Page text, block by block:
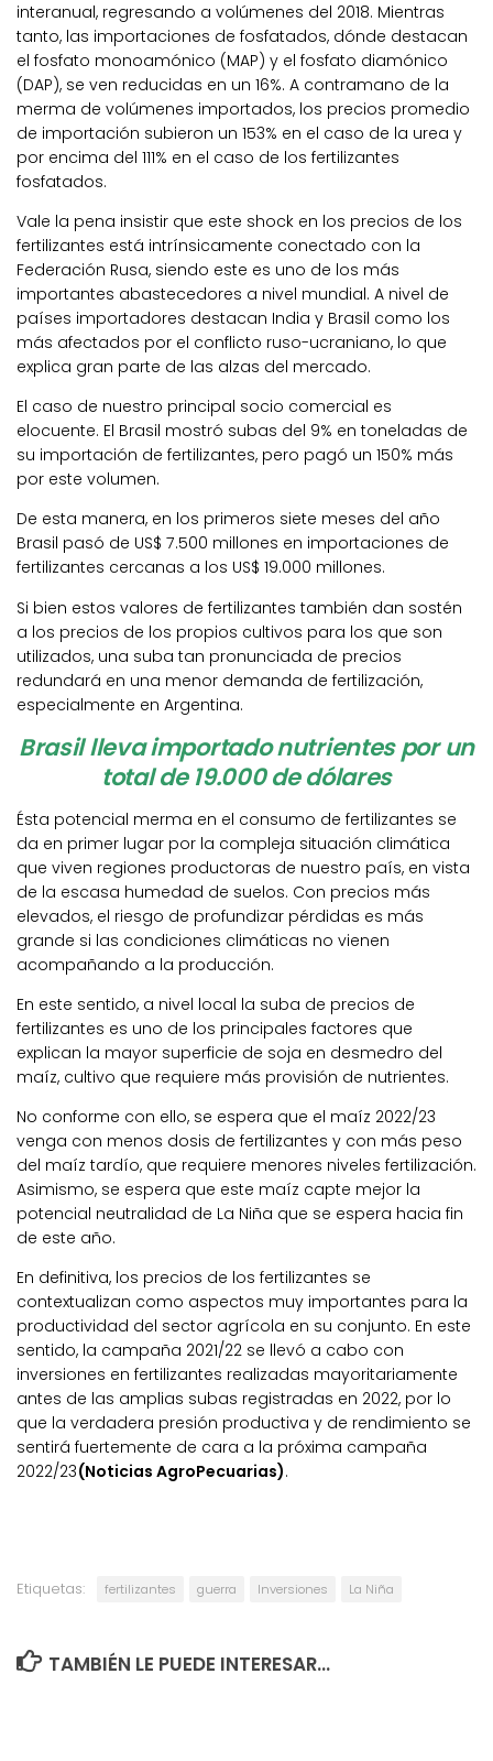
interanual, regresando a volúmenes del 2018. Mientras
tanto, las importaciones de fosfatados, dónde destacan
el fosfato monoamónico (MAP) y el fosfato diamónico
(DAP), se ven reducidas en un 16%. A contramano de la
merma de volúmenes importados, los precios promedio
de importación subieron un 153% en el caso de la urea y
por encima del 111% en el caso de los fertilizantes
fosfatados.
Vale la pena insistir que este shock en los precios de los
fertilizantes está intrínsicamente conectado con la
Federación Rusa, siendo este es uno de los más
importantes abastecedores a nivel mundial. A nivel de
países importadores destacan India y Brasil como los
más afectados por el conflicto ruso-ucraniano, lo que
explica gran parte de las alzas del mercado.
El caso de nuestro principal socio comercial es
elocuente. El Brasil mostró subas del 9% en toneladas de
su importación de fertilizantes, pero pagó un 150% más
por este volumen.
De esta manera, en los primeros siete meses del año
Brasil pasó de US$ 7.500 millones en importaciones de
fertilizantes cercanas a los US$ 19.000 millones.
Si bien estos valores de fertilizantes también dan sostén
a los precios de los propios cultivos para los que son
utilizados, una suba tan pronunciada de precios
redundará en una menor demanda de fertilización,
especialmente en Argentina.
Brasil lleva importado nutrientes por un
total de 19.000 de dólares
Ésta potencial merma en el consumo de fertilizantes se
da en primer lugar por la compleja situación climática
que viven regiones productoras de nuestro país, en vista
de la escasa humedad de suelos. Con precios más
elevados, el riesgo de profundizar pérdidas es más
grande si las condiciones climáticas no vienen
acompañando a la producción.
En este sentido, a nivel local la suba de precios de
fertilizantes es uno de los principales factores que
explican la mayor superficie de soja en desmedro del
maíz, cultivo que requiere más provisión de nutrientes.
No conforme con ello, se espera que el maíz 2022/23
venga con menos dosis de fertilizantes y con más peso
del maíz tardío, que requiere menores niveles fertilización.
Asimismo, se espera que este maíz capte mejor la
potencial neutralidad de La Niña que se espera hacia fin
de este año.
En definitiva, los precios de los fertilizantes se
contextualizan como aspectos muy importantes para la
productividad del sector agrícola en su conjunto. En este
sentido, la campaña 2021/22 se llevó a cabo con
inversiones en fertilizantes realizadas mayoritariamente
antes de las amplias subas registradas en 2022, por lo
que la verdadera presión productiva y de rendimiento se
sentirá fuertemente de cara a la próxima campaña
2022/23(Noticias AgroPecuarias).
Etiquetas: fertilizantes guerra Inversiones La Niña
TAMBIÉN LE PUEDE INTERESAR...